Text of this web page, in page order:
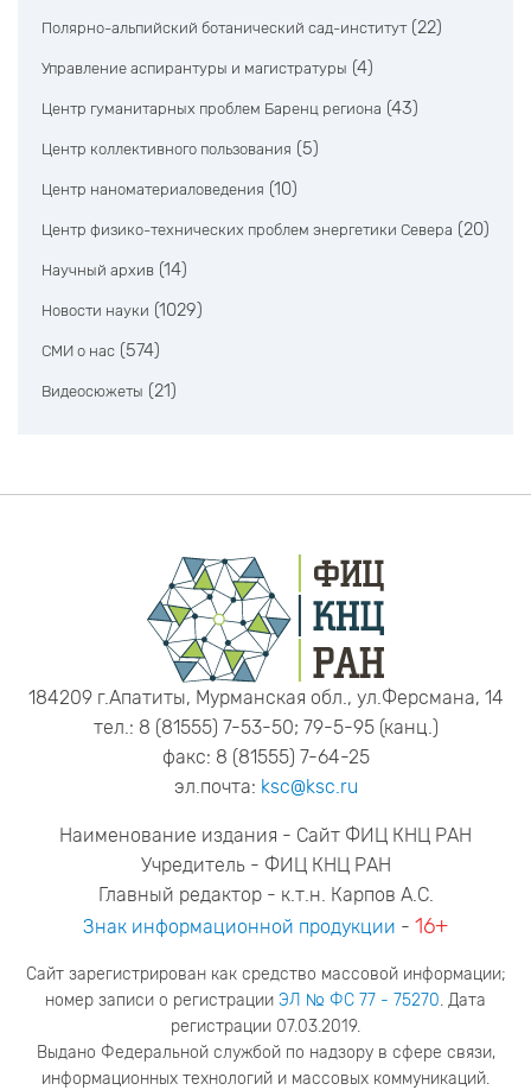
Полярно-альпийский ботанический сад-институт (22)
Управление аспирантуры и магистратуры (4)
Центр гуманитарных проблем Баренц региона (43)
Центр коллективного пользования (5)
Центр наноматериаловедения (10)
Центр физико-технических проблем энергетики Севера (20)
Научный архив (14)
Новости науки (1029)
СМИ о нас (574)
Видеосюжеты (21)
184209 г.Апатиты, Мурманская обл., ул.Ферсмана, 14
тел.: 8 (81555) 7-53-50; 79-5-95 (канц.)
факс: 8 (81555) 7-64-25
эл.почта: ksc@ksc.ru
Наименование издания - Сайт ФИЦ КНЦ РАН
Учредитель - ФИЦ КНЦ РАН
Главный редактор - к.т.н. Карпов А.С.
Знак информационной продукции - 16+
Сайт зарегистрирован как средство массовой информации;
номер записи о регистрации ЭЛ № ФС 77 - 75270. Дата
регистрации 07.03.2019.
Выдано Федеральной службой по надзору в сфере связи,
информационных технологий и массовых коммуникаций.